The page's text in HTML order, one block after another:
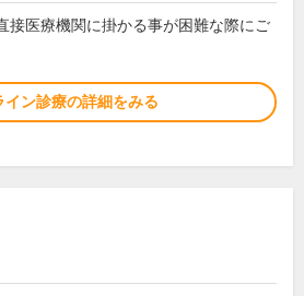
接医療機関に掛かる事が困難な際にご
イン診療の詳細をみる